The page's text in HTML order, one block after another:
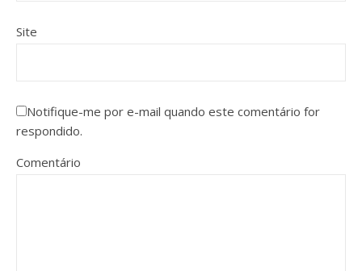
Site
Notifique-me por e-mail quando este comentário for
respondido.
Comentário